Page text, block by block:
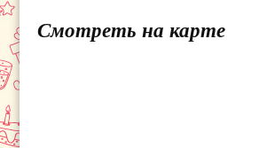
Смотреть на карте